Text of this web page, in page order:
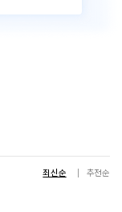
최신순 추천순